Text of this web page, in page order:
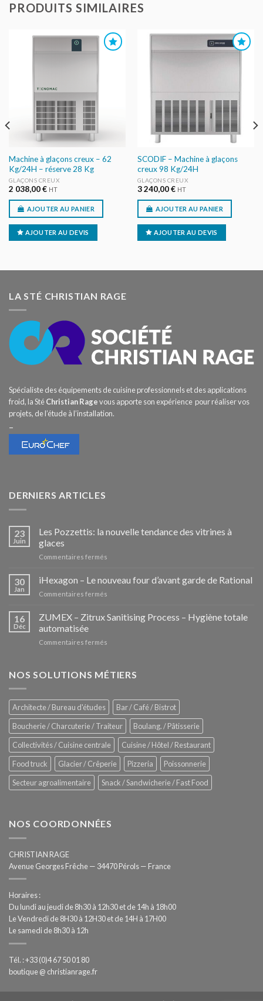
PRODUITS SIMILAIRES
Machine à glaçons creux – 62
Kg/24H – réserve 28 Kg
GLAÇONS CREUX
2 038,00€ HT
AJOUTER AU PANIER
AJOUTER AU DEVIS
SCODIF – Machine à glaçons
creux 98 Kg/24H
GLAÇONS CREUX
3 240,00€ HT
AJOUTER AU PANIER
AJOUTER AU DEVIS
LA STÉ CHRISTIAN RAGE
Spécialiste des équipements de cuisine professionnels et des applications
froid, la StéChristian Ragevous apporte son expérience pour réaliser vos
projets, de l’étude à l’installation.
–
DERNIERS ARTICLES
23
Juin
Les Pozzettis: la nouvelle tendance des vitrines à
glaces
Commentaires fermés
Pozzettis:
la
des
30
Jan
iHexagon – Le nouveau four d’avant garde de Rational
Commentaires fermés
–
Le
de
16
Déc
ZUMEX – Zitrux Sanitising Process – Hygiène totale
automatisée
Commentaires fermés
Zitrux
–
Hygiène
totale
automatisée
NOS SOLUTIONS MÉTIERS
Architecte / Bureau d'études
Bar / Café / Bistrot
Boucherie / Charcuterie / Traiteur
Boulang. / Pâtisserie
Collectivités / Cuisine centrale
Cuisine / Hôtel / Restaurant
Food truck
Glacier / Crêperie Pizzeria
Poissonnerie
Secteur agroalimentaire
Snack / Sandwicherie / Fast Food
NOS COORDONNÉES
CHRISTIAN RAGE
Avenue Georges Frêche — 34470 Pérols — France
Horaires :
Du lundi au jeudi de 8h30 à 12h30 et de 14h à 18h00
Le Vendredi de 8H30 à 12H30 et de 14H à 17H00
Le samedi de 8h30 à 12h
Tél. : +33 (0)4 67 50 01 80
boutique @ christianrage.fr